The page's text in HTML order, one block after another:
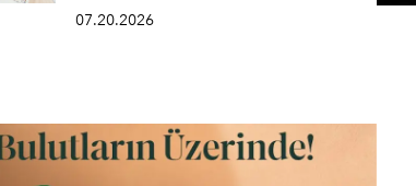
07.20.2026